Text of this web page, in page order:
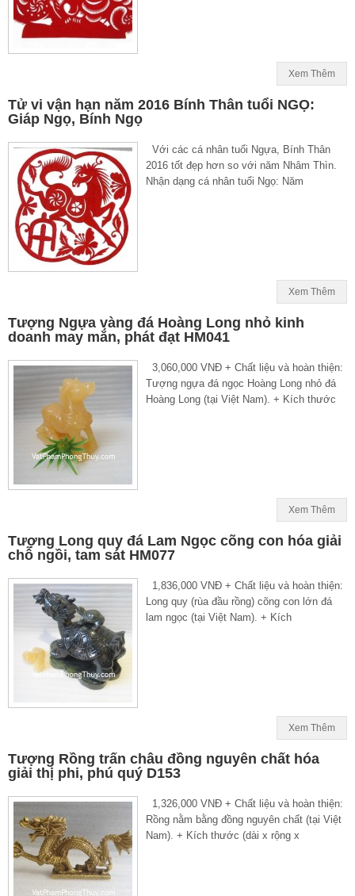
Xem Thêm
Tử vi vận hạn năm 2016 Bính Thân tuổi NGỌ:
Giáp Ngọ, Bính Ngọ
Với các cá nhân tuổi Ngựa, Bính Thân
2016 tốt đẹp hơn so với năm Nhâm Thìn.
Nhận dạng cá nhân tuổi Ngọ: Năm
Xem Thêm
Tượng Ngựa vàng đá Hoàng Long nhỏ kinh
doanh may mắn, phát đạt HM041
3,060,000 VNĐ + Chất liệu và hoàn thiện:
Tượng ngựa đá ngọc Hoàng Long nhỏ đá
Hoàng Long (tại Việt Nam). + Kích thước
Xem Thêm
Tượng Long quy đá Lam Ngọc cõng con hóa giải
chỗ ngồi, tam sát HM077
1,836,000 VNĐ + Chất liệu và hoàn thiện:
Long quy (rùa đầu rồng) cõng con lớn đá
lam ngọc (tại Việt Nam). + Kích
Xem Thêm
Tượng Rồng trấn châu đồng nguyên chất hóa
giải thị phi, phú quý D153
1,326,000 VNĐ + Chất liệu và hoàn thiện:
Rồng nằm bằng đồng nguyên chất (tại Việt
Nam). + Kích thước (dài x rộng x